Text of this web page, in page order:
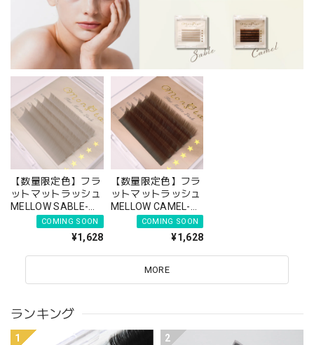
ランキング
1 2
【数量限定色】フラ
ットマットラッシュ
MELLOW SABLE-メ
ローサーブル- (5列
シート)
COMING SOON
¥1,628
【数量限定色】フラ
ットマットラッシュ
MELLOW CAMEL-メ
ローキャメル- (5列
シート)
COMING SOON
¥1,628
MORE